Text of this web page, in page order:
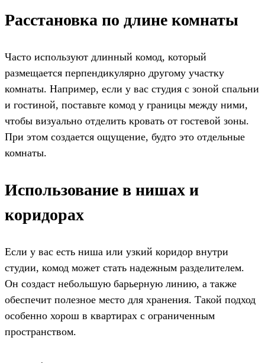
Расстановка по длине комнаты
Часто используют длинный комод, который
размещается перпендикулярно другому участку
комнаты. Например, если у вас студия с зоной спальни
и гостиной, поставьте комод у границы между ними,
чтобы визуально отделить кровать от гостевой зоны.
При этом создается ощущение, будто это отдельные
комнаты.
Использование в нишах и
коридорах
Если у вас есть ниша или узкий коридор внутри
студии, комод может стать надежным разделителем.
Он создаст небольшую барьерную линию, а также
обеспечит полезное место для хранения. Такой подход
особенно хорош в квартирах с ограниченным
пространством.